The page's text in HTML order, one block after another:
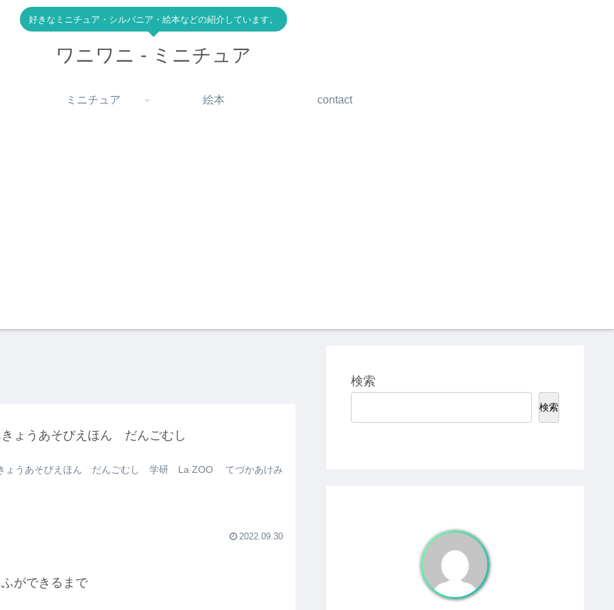
好きなミニチュア・シルバニア・絵本などの紹介しています。
ワニワニ - ミニチュア
ミニチュア 絵本 contact
ょうあそびえほん だんごむし
ょうあそびえほん だんごむし 学研 La ZOO てづかあけみ
2022.09.30
ができるまで
検索
検索